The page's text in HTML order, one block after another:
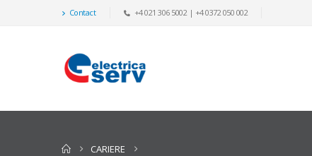
Contact +4 021 306 5002 | +4 0372 050 002
CARIERE